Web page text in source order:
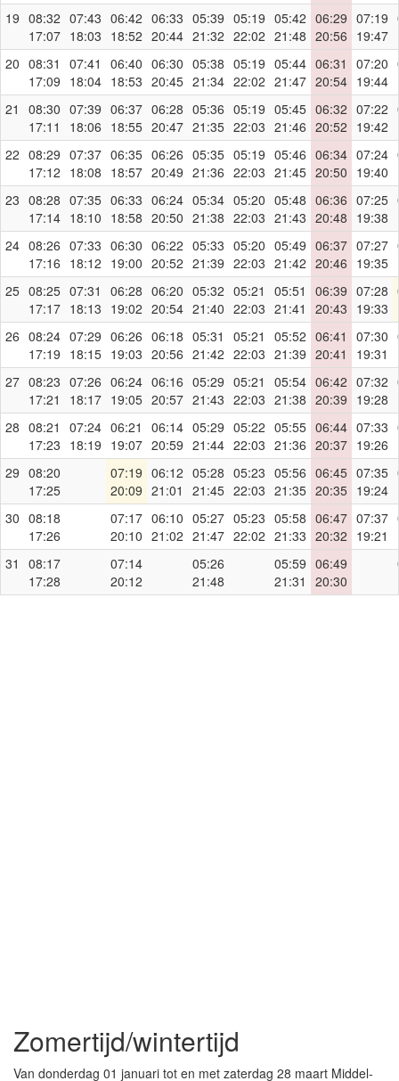
19 08:32
17:07
07:43
18:03
06:42
18:52
06:33
20:44
05:39
21:32
05:19
22:02
05:42
21:48
06:29
20:56
07:19
19:47
20 08:31
17:09
07:41
18:04
06:40
18:53
06:30
20:45
05:38
21:34
05:19
22:02
05:44
21:47
06:31
20:54
07:20
19:44
21
08:30
17:11
07:39
18:06
06:37
18:55
06:28
20:47
05:36
21:35
05:19
22:03
05:45
21:46
06:32
20:52
07:22
19:42
22 08:29
17:12
07:37
18:08
06:35
18:57
06:26
20:49
05:35
21:36
05:19
22:03
05:46
21:45
06:34
20:50
07:24
19:40
23 08:28
17:14
07:35
18:10
06:33
18:58
06:24
20:50
05:34
21:38
05:20
22:03
05:48
21:43
06:36
20:48
07:25
19:38
24 08:26
17:16
07:33
18:12
06:30
19:00
06:22
20:52
05:33
21:39
05:20
22:03
05:49
21:42
06:37
20:46
07:27
19:35
25 08:25
17:17
07:31
18:13
06:28
19:02
06:20
20:54
05:32
21:40
05:21
22:03
05:51
21:41
06:39
20:43
07:28
19:33
26 08:24
17:19
07:29
18:15
06:26
19:03
06:18
20:56
05:31
21:42
05:21
22:03
05:52
21:39
06:41
20:41
07:30
19:31
27 08:23
17:21
07:26
18:17
06:24
19:05
06:16
20:57
05:29
21:43
05:21
22:03
05:54
21:38
06:42
20:39
07:32
19:28
28 08:21
17:23
07:24
18:19
06:21
19:07
06:14
20:59
05:29
21:44
05:22
22:03
05:55
21:36
06:44
20:37
07:33
19:26
29 08:20
17:25
07:19
20:09
06:12
21:01
05:28
21:45
05:23
22:03
05:56
21:35
06:45
20:35
07:35
19:24
30 08:18
17:26
07:17
20:10
06:10
21:02
05:27
21:47
05:23
22:02
05:58
21:33
06:47
20:32
07:37
19:21
31
08:17
17:28
07:14
20:12
05:26
21:48
05:59
21:31
06:49
20:30
Zomertijd/wintertijd
Van donderdag 01 januari tot en met zaterdag 28 maart Middel-